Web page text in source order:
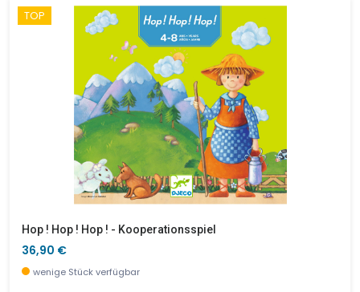
TOP
Hop ! Hop ! Hop ! - Kooperationsspiel
36,90 €
wenige Stück verfügbar